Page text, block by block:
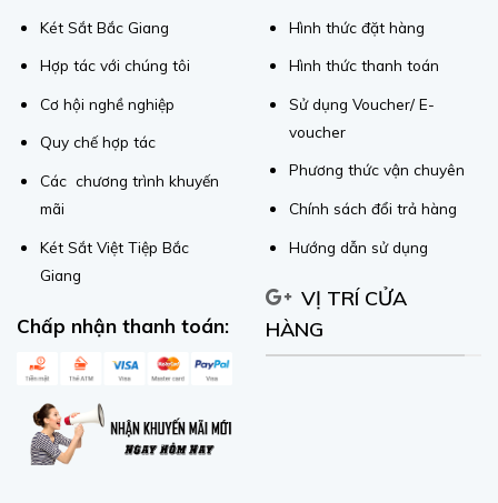
Két Sắt Bắc Giang
Hợp tác với chúng tôi
Cơ hội nghề nghiệp
Quy chế hợp tác
Các chương trình khuyến
mãi
Két Sắt Việt Tiệp Bắc
Giang
Chấp nhận thanh toán:
Hình thức đặt hàng
Hình thức thanh toán
Sử dụng Voucher/ E-
voucher
Phương thức vận chuyên
Chính sách đổi trả hàng
Hướng dẫn sử dụng
VỊ TRÍ CỬA
HÀNG